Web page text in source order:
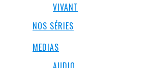
VIVANT
NOS SÉRIES
MEDIAS